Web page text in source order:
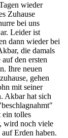
wieder
Zuhause
bei uns
Leider ist
dann wieder bei
die damals
den ersten
Ihre neuen
gehen
mit seiner
Akbar hat sich
ein tolles
wird noch viele
Erden haben.